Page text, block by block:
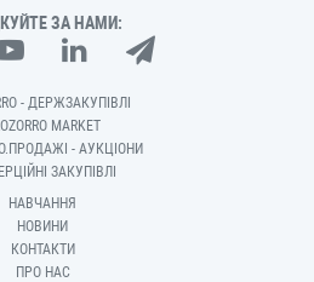
ЗА НАМИ:
- ДЕРЖЗАКУПІВЛІ
MARKET
- АУКЦІОНИ
ЗАКУПІВЛІ
НАВЧАННЯ
НОВИНИ
КОНТАКТИ
ПРО НАС